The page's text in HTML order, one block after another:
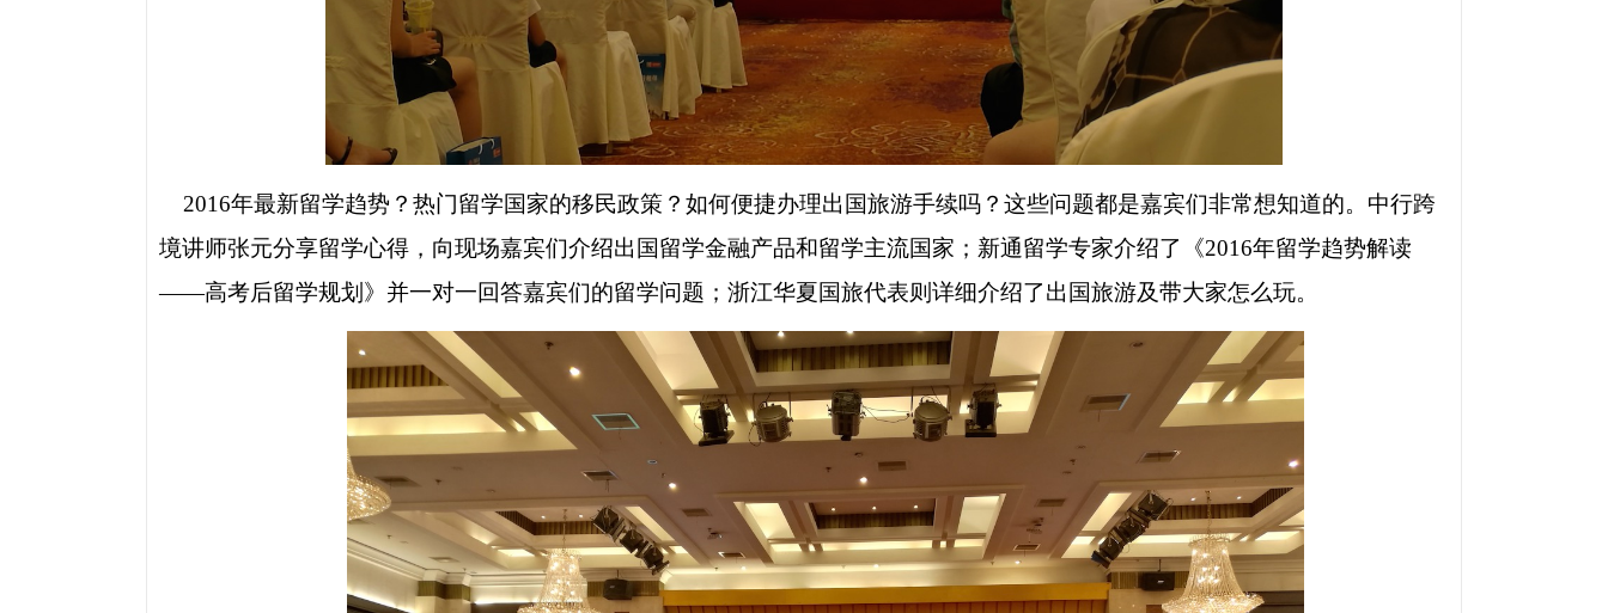
2016年最新留学趋势？热门留学国家的移民政策？如何便捷办理出国旅游手续吗？这些问题都是嘉宾们非常想知道的。中行跨
境讲师张元分享留学心得，向现场嘉宾们介绍出国留学金融产品和留学主流国家；新通留学专家介绍了《2016年留学趋势解读
——高考后留学规划》并一对一回答嘉宾们的留学问题；浙江华夏国旅代表则详细介绍了出国旅游及带大家怎么玩。